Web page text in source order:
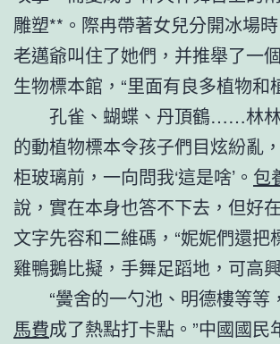
雕塑**。際冉帶著女兒分開冰場
老邁爺叫住了她們，并推舉了一
生物標本館，“里面有良多植物和
孔雀、蝴蝶、丹頂鶴……林
的動植物標本令孩子們目炫紛亂
柜玻璃前，一向問我‘這是啥’。 包
說，實在本身也答不下去，但好
文字先容和二維碼，“妮妮們還把
雞鴨鵝比擬，手舞足蹈地，可高
“黌舍的一勺池、明德樓等等
馬費成了熱點打卡點。”中國國民